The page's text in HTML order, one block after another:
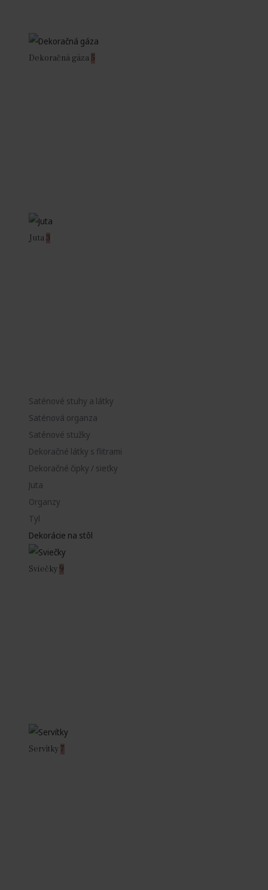
Dekoračná gáza 5
Juta 3
Saténové stuhy a látky
Saténová organza
Saténové stužky
Dekoračné látky s flitrami
Dekoračné čipky / sieťky
Juta
Organzy
Tyl
Dekorácie na stôl
Sviečky 9
Servítky7